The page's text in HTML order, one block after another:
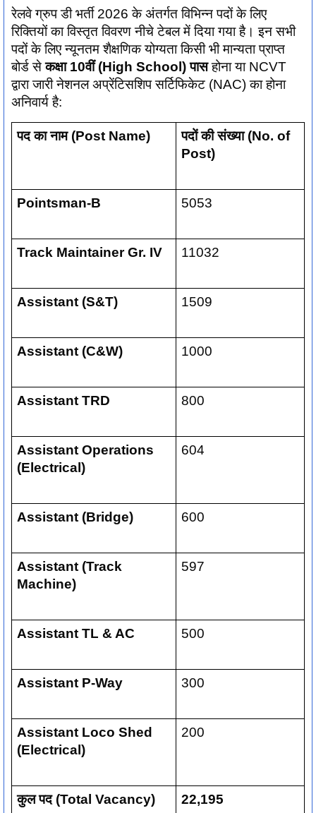
रेलवे ग्रुप डी भर्ती 2026 के अंतर्गत विभिन्न पदों के लिए
रिक्तियों का विस्तृत विवरण नीचे टेबल में दिया गया है। इन सभी
पदों के लिए न्यूनतम शैक्षणिक योग्यता किसी भी मान्यता प्राप्त
बोर्ड सेकक्षा 10वीं (High School) पासहोना या NCVT
द्वारा जारी नेशनल अप्रेंटिसशिप सर्टिफिकेट (NAC) का होना
अनिवार्य है:
पद का नाम (Post Name)
पदों की संख्या (No. of
Post)
Pointsman-B 5053
Track Maintainer Gr. IV 11032
Assistant (S&T) 1509
Assistant (C&W) 1000
Assistant TRD 800
Assistant Operations
(Electrical)
604
Assistant (Bridge) 600
Assistant (Track
Machine)
597
Assistant TL & AC 500
Assistant P-Way 300
Assistant Loco Shed
(Electrical)
200
कुल पद (Total Vacancy) 22,195